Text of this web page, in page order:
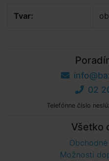
Tvar:
02
Telefónne číslo
Všetko
Možnosti